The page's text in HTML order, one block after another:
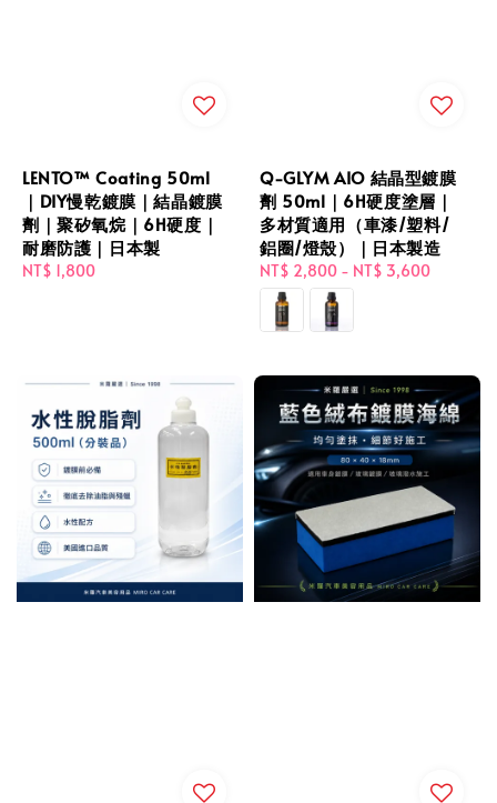
LENTO™ Coating 50ml
｜DIY慢乾鍍膜｜結晶鍍膜
劑｜聚矽氧烷｜6H硬度｜
耐磨防護｜日本製
Regular
NT$ 1,800
Q-GLYM AIO 結晶型鍍膜
劑 50ml｜6H硬度塗層｜
多材質適用（車漆/塑料/
鋁圈/燈殼）｜日本製造
Regular
price
NT$ 2,800 - NT$ 3,600